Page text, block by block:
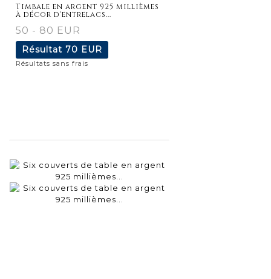
Timbale en argent 925 millièmes
à décor d'entrelacs...
50 - 80 EUR
Résultat 70 EUR
Résultats sans frais